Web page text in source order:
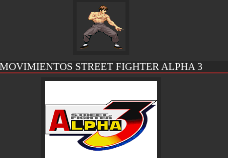
MOVIMIENTOS STREET FIGHTER ALPHA 3